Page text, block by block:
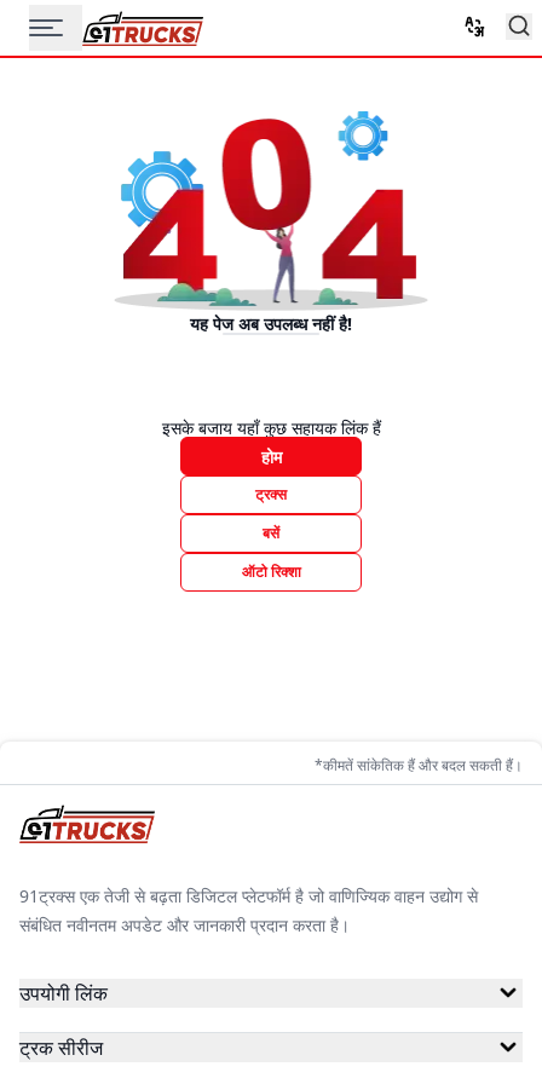
यह पेज अब उपलब्ध नहीं है!
इसके बजाय यहाँ कुछ सहायक लिंक हैं
होम
ट्रक्स
बसें
ऑटो रिक्शा
*कीमतें सांकेतिक हैं और बदल सकती हैं।
91ट्रक्स एक तेजी से बढ़ता डिजिटल प्लेटफॉर्म है जो वाणिज्यिक वाहन उद्योग से
संबंधित नवीनतम अपडेट और जानकारी प्रदान करता है।
उपयोगी लिंक
ट्रक सीरीज